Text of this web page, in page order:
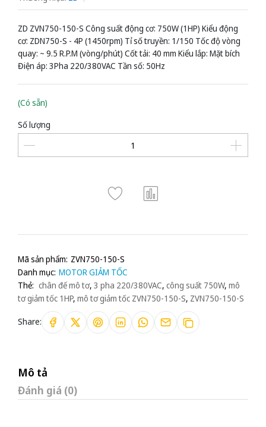
ZD ZVN750-150-S Công suất động cơ: 750W (1HP) Kiểu động
cơ: ZDN750-S - 4P (1450rpm) Tỉ số truyền: 1/150 Tốc độ vòng
quay: ~ 9.5 R.P.M (vòng/phút) Cốt tải: 40 mm Kiểu lắp: Mặt bích
Điện áp: 3Pha 220/380VAC Tần số: 50Hz
(Có sẵn)
Số lượng
Mã sản phẩm: ZVN750-150-S
Danh mục: MOTOR GIẢM TỐC
Thẻ: chân đế mô tơ, 3 pha 220/380VAC, công suất 750W, mô
tơ giảm tốc 1HP, mô tơ giảm tốc ZVN750-150-S, ZVN750-150-S
Share:
Mô tả
Đánh giá (0)